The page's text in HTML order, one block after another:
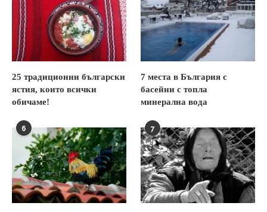
25 традиционни български
ястия, които всички
обичаме!
7 места в България с
басейни с топла
минерална вода
6 7